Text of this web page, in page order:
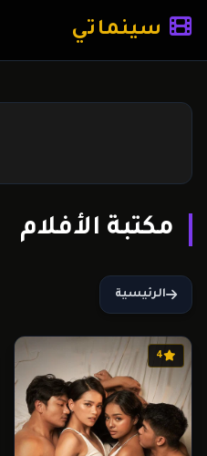
سينماتي
مكتبة الأفلام
الرئيسية
4